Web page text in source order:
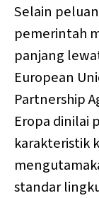
Selain
pemerintah
panjang
European
Partnership
Eropa dinilai
karakteristik
standar